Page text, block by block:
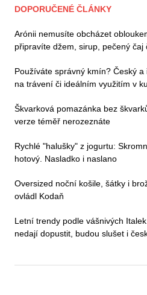
DOPORUČENÉ ČLÁNKY
Arónii nemusíte obcházet
připravíte džem, sirup, pečený čaj
Používáte správný kmín? Český
na trávení či ideálním využitím v
Škvarková pomazánka bez
verze téměř nerozeznáte
Rychlé "halušky" z jogurtu:
hotový. Nasladko i naslano
Oversized noční košile, šátky i
ovládl Kodaň
Letní trendy podle vášnivých
nedají dopustit, budou slušet i